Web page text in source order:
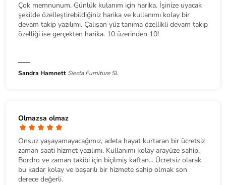
Çok memnunum. Günlük kulanım için harika. İşinize uyacak
şekilde özelleştirebildiğiniz harika ve kullanımı kolay bir
devam takip yazılımı. Çalışan yüz tanıma özellikli devam takip
özelliği ise gerçekten harika. 10 üzerinden 10!
Sandra Hamnett Siesta Furniture SL
Olmazsa olmaz
Onsuz yaşayamayacağımız, adeta hayat kurtaran bir ücretsiz
zaman saati hizmet yazılımı. Kullanımı kolay arayüze sahip.
Bordro ve zaman takibi için biçilmiş kaftan... Ücretsiz olarak
bu kadar kolay ve başarılı bir hizmete sahip olmak son
derece değerli.